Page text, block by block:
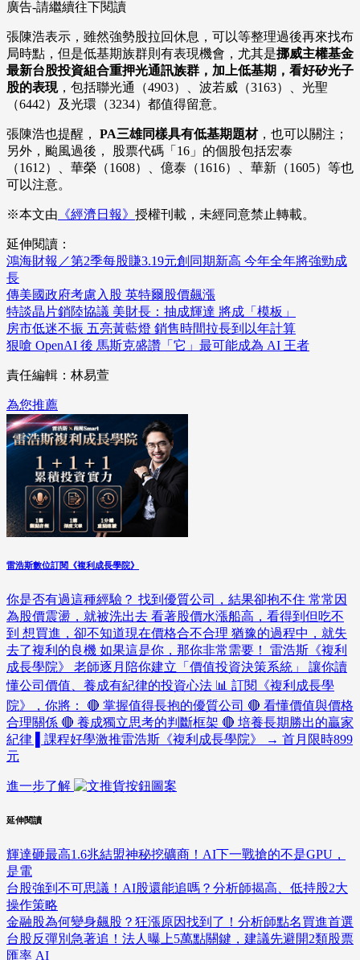
廣告-請繼續往下閱讀
張陳浩表示，雖然強勢股拉回休息，可以等整理過後再來找布
局時點，但是低基期族群則有表現機會，尤其是挪威主權基金
最新台股投資組合重押光通訊族群，加上低基期，看好矽光子
股的表現，包括聯光通（4903）、波若威（3163）、光聖
（6442）及光環（3234）都值得留意。
張陳浩也提醒， PA三雄同樣具有低基期題材，也可以關注；
另外，颱風過後， 股票代碼「16」的個股包括宏泰
（1612）、華榮（1608）、億泰（1616）、華新（1605）等也
可以注意。
※本文由 《經濟日報》 授權刊載，未經同意禁止轉載。
延伸閱讀：
鴻海財報／第2季每股賺3.19元創同期新高 今年全年將強勁成
長
傳美國政府考慮入股 英特爾股價飆漲
特談晶片銷陸協議 美財長：抽成輝達 將成「模板」
房市低迷不振 五亮黃藍燈 銷售時間拉長到以年計算
狠嗆 OpenAI 後 馬斯克盛讚「它」最可能成為 AI 王者
責任編輯：林易萱
為您推薦
雷浩斯數位訂閱《複利成長學院》
你是否有過這種經驗？ 找到優質公司，結果卻抱不住 常常因
為股價震盪，就被洗出去 看著股價水漲船高，看得到但吃不
到 想買進，卻不知道現在價格合不合理 猶豫的過程中，就失
去了複利的良機 如果這是你，那你非常需要！ 雷浩斯《複利
成長學院》 老師逐月陪你建立「價值投資決策系統」 讓你讀
懂公司價值、養成有紀律的投資心法 📊 訂閱《複利成長學
院》，你將： 🔴 掌握值得長抱的優質公司 🔴 看懂價值與價格
合理關係 🔴 養成獨立思考的判斷框架 🔴 培養長期勝出的贏家
紀律 ▌課程好學激推雷浩斯《複利成長學院》 → 首月限時899
元
進一步了解
延伸閱讀
輝達砸最高1.6兆結盟神秘挖礦商！AI下一戰搶的不是GPU，
是電
台股強到不可思議！AI股還能追嗎？分析師揭高、低持股2大
操作策略
金融股為何變身飆股？狂漲原因找到了！分析師點名買進首選
台股反彈別急著追！法人曝上5萬點關鍵，建議先避開2類股票
匯率 AI